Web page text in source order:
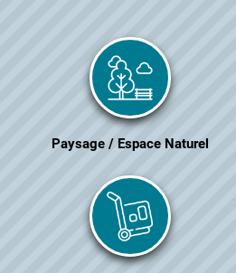
Paysage / Espace Naturel